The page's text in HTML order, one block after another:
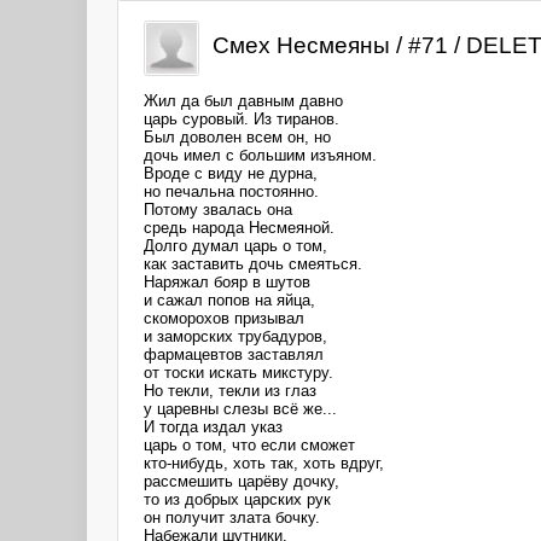
Смех Несмеяны / #71 /
Жил да был давным давно
царь суровый. Из тиранов.
Был доволен всем он, но
дочь имел с большим изъяном.
Вроде с виду не дурна,
но печальна постоянно.
Потому звалась она
средь народа Несмеяной.
Долго думал царь о том,
как заставить дочь смеяться.
Наряжал бояр в шутов
и сажал попов на яйца,
скоморохов призывал
и заморских трубадуров,
фармацевтов заставлял
от тоски искать микстуру.
Но текли, текли из глаз
у царевны слезы всё же...
И тогда издал указ
царь о том, что если сможет
кто-нибудь, хоть так, хоть вдруг,
рассмешить царёву дочку,
то из добрых царских рук
он получит злата бочку.
Набежали шутники.